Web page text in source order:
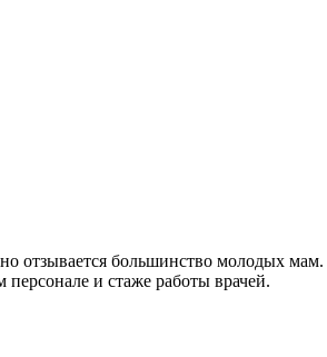
отзывается большинство молодых
и стаже работы врачей.